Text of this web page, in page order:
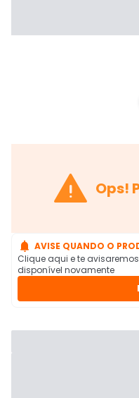
 Ops!
 AVISE QUANDO O
Clique aqui e te
disponível novamente